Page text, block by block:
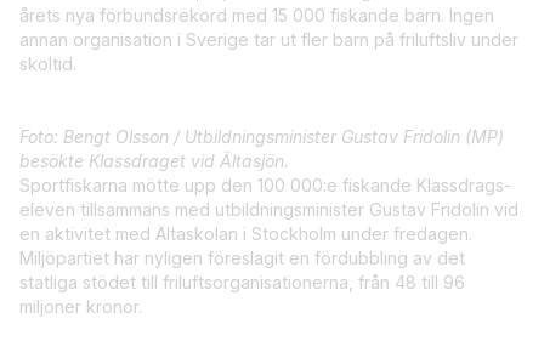
årets nya förbundsrekord med 15 000 fiskande barn. Ingen
annan organisation i Sverige tar ut fler barn på friluftsliv under
skoltid.
Foto: Bengt Olsson / Utbildningsminister Gustav Fridolin (MP)
besökte Klassdraget vid Ältasjön.
Sportfiskarna mötte upp den 100 000:e fiskande Klassdrags-
eleven tillsammans med utbildningsminister Gustav Fridolin vid
en aktivitet med Ältaskolan i Stockholm under fredagen.
Miljöpartiet har nyligen föreslagit en fördubbling av det
statliga stödet till friluftsorganisationerna, från 48 till 96
miljoner kronor.